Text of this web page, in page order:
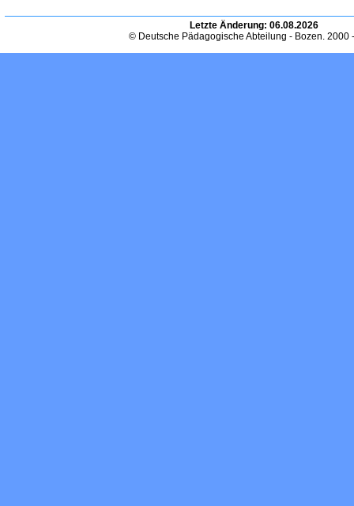
Letzte Änderung: 06.08.2026
© Deutsche Pädagogische Abteilung - Bozen. 2000